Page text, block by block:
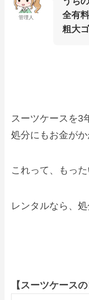
管理人
全有
粗大
スーツケースを3
処分にもお金がか
これって、もった
レンタルなら、
【スーツケース